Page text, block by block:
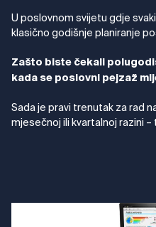
U poslovnom svijetu gdje
klasično godišnje planiranje
Zašto biste čekali
kada se poslovni pejzaž
Sada je pravi trenutak za rad
mjesečnoj ili kvartalnoj razini